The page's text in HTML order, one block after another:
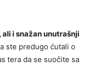
ali i snažan unutrašnji
ste predugo ćutali o
tera da se suočite sa